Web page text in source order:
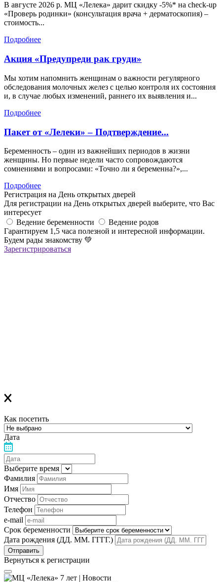
В августе 2026 р. МЦ «Лелека» дарит скидку -5%* на check-up
«Проверь родинки» (консультация врача + дерматоскопия) –
стоимость...
Подробнее
Акция «Предупреди рак груди»
Мы хотим напомнить женщинам о важности регулярного
обследования молочных желез с целью контроля их состояния
и, в случае любых изменений, раннего их выявления и...
Подробнее
Пакет от «Лелеки» – Подтверждение...
Беременность – один из важнейших периодов в жизни
женщины. Но первые недели часто сопровождаются
сомнениями и вопросами: «Точно ли я беременна?»,...
Подробнее
Регистрация на День открытых дверей
Для регистрации на День открытых дверей выберите, что Вас
интересует
Ведение беременности
Ведение родов
Гарантируем 1,5 часа полезной и интересной информации.
Будем рады знакомству 💚
Зарегистрироваться
Как посетить
Дата
Выберите время
Фамилия
Имя
Отчество
Телефон
e-mail
Срок беременности
Дата рождения (ДД. ММ. ГГГГ.)
Вернуться к регистрации